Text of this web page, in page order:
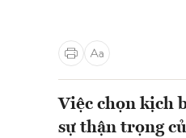
Việc chọn kịch
sự thận trọng